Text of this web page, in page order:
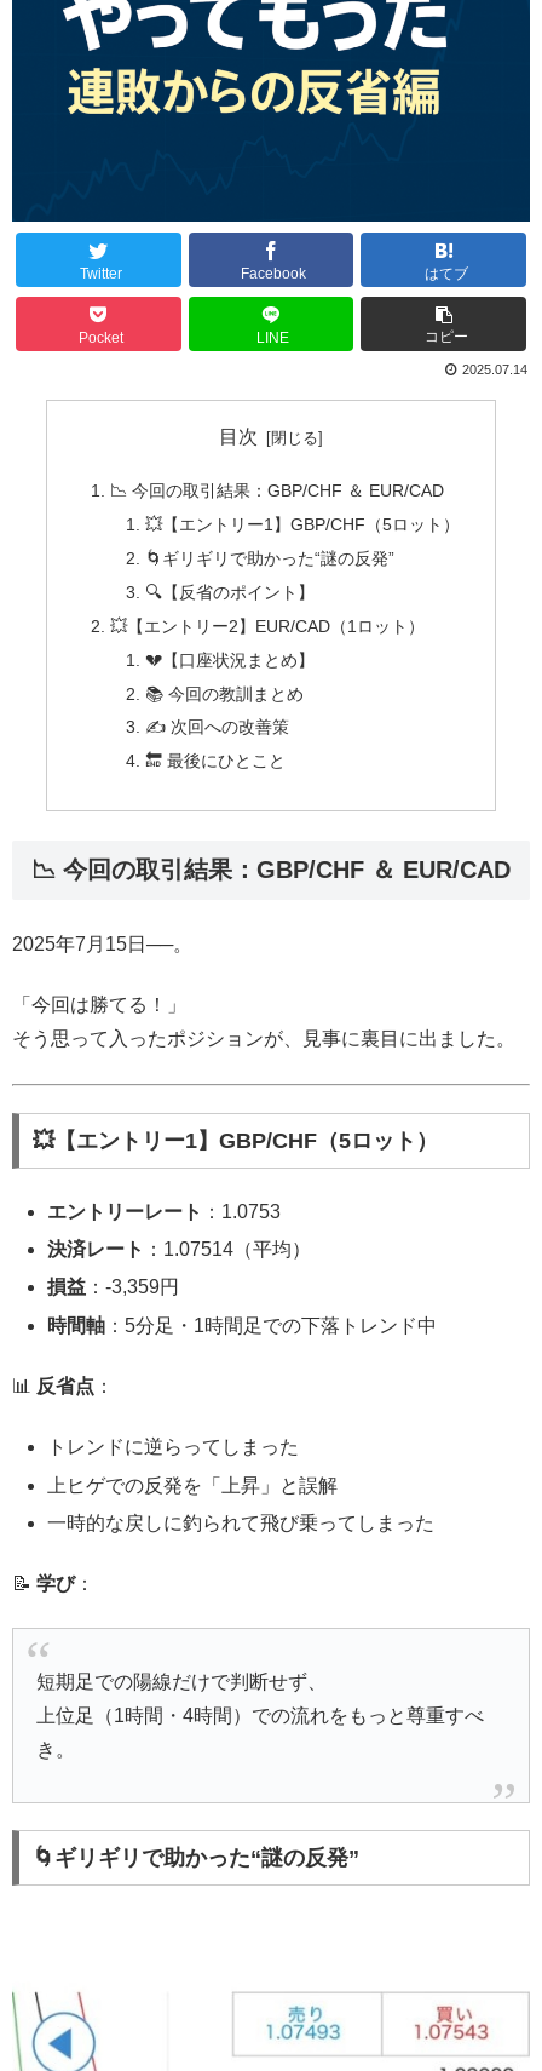
Twitter Facebook はてブ
Pocket LINE コピー
2025.07.14
目次
📉 今回の取引結果：GBP/CHF ＆ EUR/CAD
💥【エントリー1】GBP/CHF（5ロット）
🌀ギリギリで助かった“謎の反発”
🔍【反省のポイント】
💥【エントリー2】EUR/CAD（1ロット）
💔【口座状況まとめ】
📚 今回の教訓まとめ
✍️ 次回への改善策
🔚 最後にひとこと
📉 今回の取引結果：GBP/CHF ＆ EUR/CAD
2025年7月15日──。
「今回は勝てる！」
そう思って入ったポジションが、見事に裏目に出ました。
💥【エントリー1】GBP/CHF（5ロット）
エントリーレート ：1.0753
決済レート ：1.07514（平均）
損益 ：‐3,359円
時間軸 ：5分足・1時間足での下落トレンド中
📊 反省点 ：
トレンドに逆らってしまった
上ヒゲでの反発を「上昇」と誤解
一時的な戻しに釣られて飛び乗ってしまった
📝 学び：
短期足での陽線だけで判断せず、
上位足（1時間・4時間）での流れをもっと尊重すべ
き。
🌀ギリギリで助かった“謎の反発”